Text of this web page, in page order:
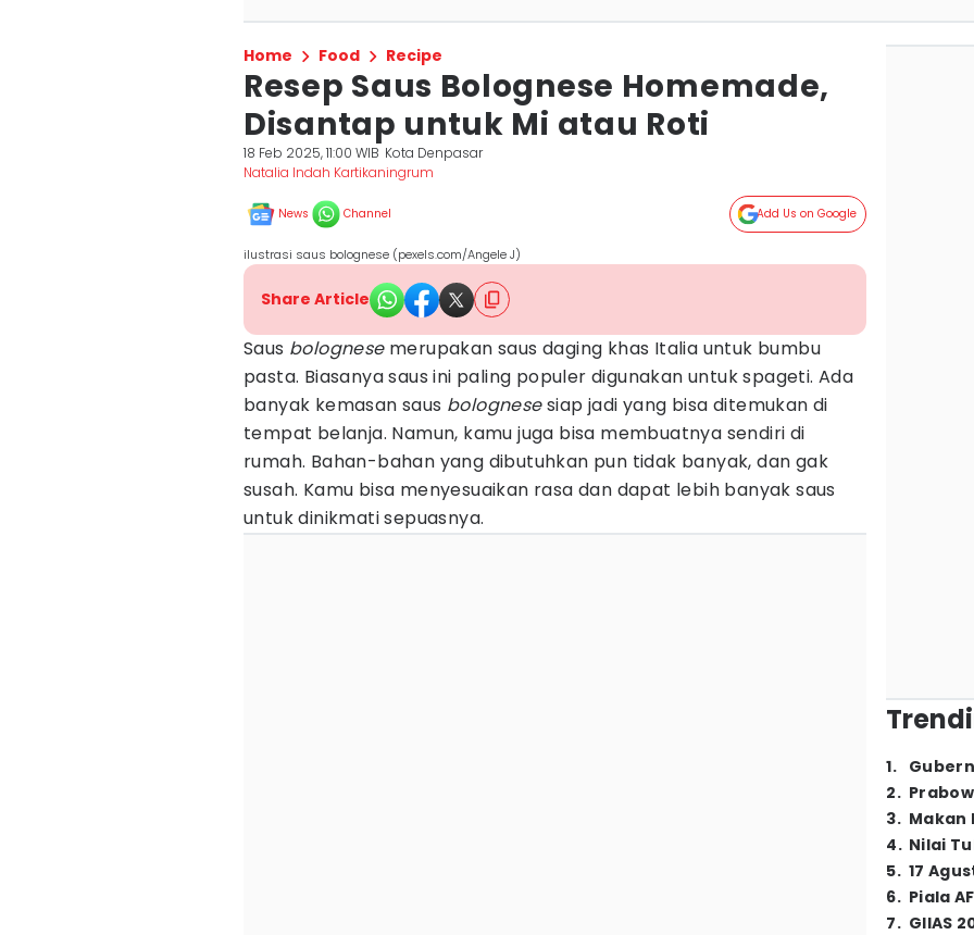
Home Food Recipe
Resep Saus Bolognese Homemade,
Disantap untuk Mi atau Roti
18 Feb 2025, 11:00 WIB Kota Denpasar
Natalia Indah Kartikaningrum
News Channel Add Us on Google
ilustrasi saus bolognese (pexels.com/Angele J)
Share Article
Saus bolognesemerupakan saus daging khas Italia untuk bumbu
pasta. Biasanya saus ini paling populer digunakan untuk spageti. Ada
banyak kemasan saus bolognesesiap jadi yang bisa ditemukan di
tempat belanja. Namun, kamu juga bisa membuatnya sendiri di
rumah. Bahan-bahan yang dibutuhkan pun tidak banyak, dan gak
susah. Kamu bisa menyesuaikan rasa dan dapat lebih banyak saus
untuk dinikmati sepuasnya.
1.
2.
3. Makan
4. Nilai
5. 17
6. Piala
7. GIIAS